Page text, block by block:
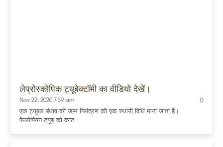
लेप्रोस्कोपिक ट्यूबेक्टॉमी का वीडियो देखें।
Nov 22, 2020 7:39 am 0
एक ट्यूबल बंधाव को जन्म नियंत्रण की एक स्थायी विधि माना जाता है।
फैलोपियन ट्यूब को काट...